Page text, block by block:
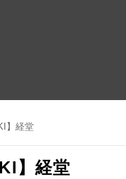
】経堂
】経堂